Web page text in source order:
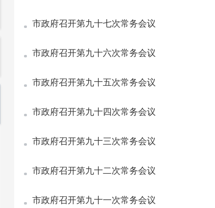
市政府召开第九十七次常务会议
市政府召开第九十六次常务会议
市政府召开第九十五次常务会议
市政府召开第九十四次常务会议
市政府召开第九十三次常务会议
市政府召开第九十二次常务会议
市政府召开第九十一次常务会议